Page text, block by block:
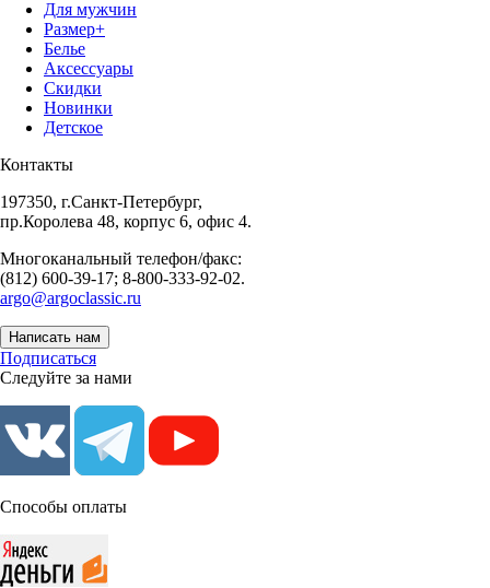
Для мужчин
Размер+
Белье
Аксессуары
Скидки
Новинки
Детское
Контакты
197350, г.Санкт-Петербург,
пр.Королева 48, корпус 6, офис 4.
Многоканальный телефон/факс:
(812) 600-39-17; 8-800-333-92-02.
argo@argoclassic.ru
Написать нам
Подписаться
Следуйте за нами
Способы оплаты